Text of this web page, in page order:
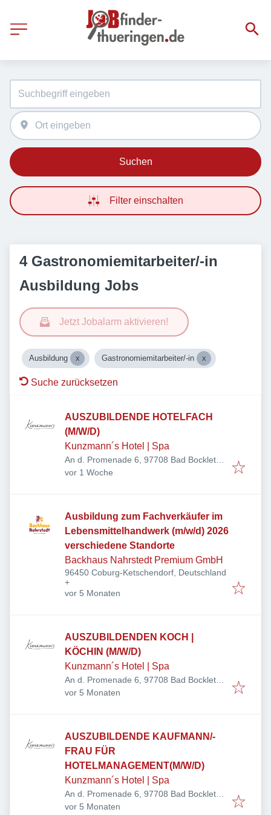
Suchen
Filter einschalten
4 Gastronomiemitarbeiter/-in
Ausbildung Jobs
Jetzt Jobalarm aktivieren!
Ausbildung Gastronomiemitarbeiter/-in
Suche zurücksetzen
AUSZUBILDENDE HOTELFACH
(M/W/D)
Kunzmann´s Hotel | Spa
An d. Promenade 6, 97708 Bad Bocklet,
Deutschland
Veröffentlicht
vor 1 Woche
Ausbildung zum Fachverkäufer im
Lebensmittelhandwerk (m/w/d) 2026
verschiedene Standorte
Backhaus Nahrstedt Premium GmbH
96450 Coburg-Ketschendorf, Deutschland
+
Veröffentlicht:
vor 5 Monaten
AUSZUBILDENDEN KOCH |
KÖCHIN (M/W/D)
Kunzmann´s Hotel | Spa
An d. Promenade 6, 97708 Bad Bocklet,
Deutschland
Veröffentlicht:
vor 5 Monaten
AUSZUBILDENDE KAUFMANN/-
FRAU FÜR
HOTELMANAGEMENT(M/W/D)
Kunzmann´s Hotel | Spa
An d. Promenade 6, 97708 Bad Bocklet,
Deutschland
Veröffentlicht:
vor 5 Monaten